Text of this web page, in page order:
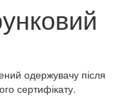
одержувачу після
сертифікату.